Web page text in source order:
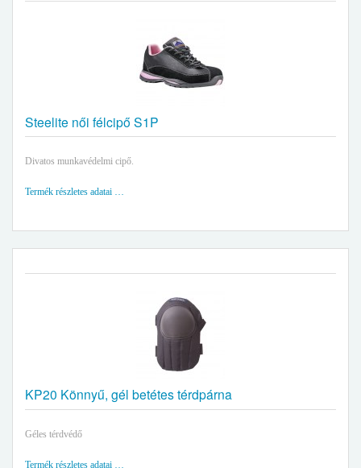
Steelite női félcipő S1P
Divatos munkavédelmi cipő.
Termék részletes adatai …
KP20 Könnyű, gél betétes térdpárna
Géles térdvédő
Termék részletes adatai …